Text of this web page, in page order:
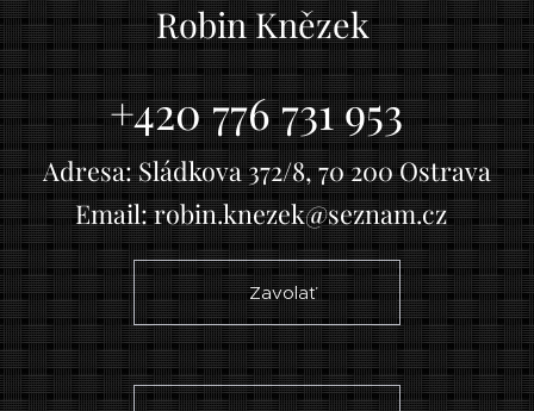
Robin Knězek
+420 776 731 953
Adresa: Sládkova 372/8, 70 200 Ostrava
Email: robin.knezek@seznam.cz
☎ Zavolať